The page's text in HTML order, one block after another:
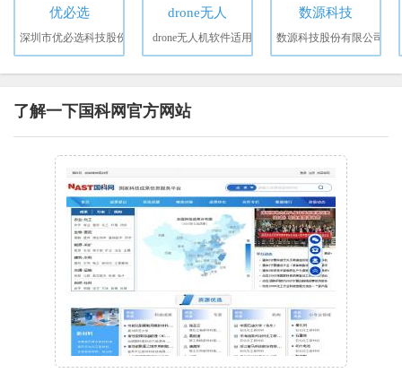
优必选
深圳市优必选科技股份
drone无人
drone无人机软件适用
数源科技
数源科技股份有限公司
了解一下国科网官方网站